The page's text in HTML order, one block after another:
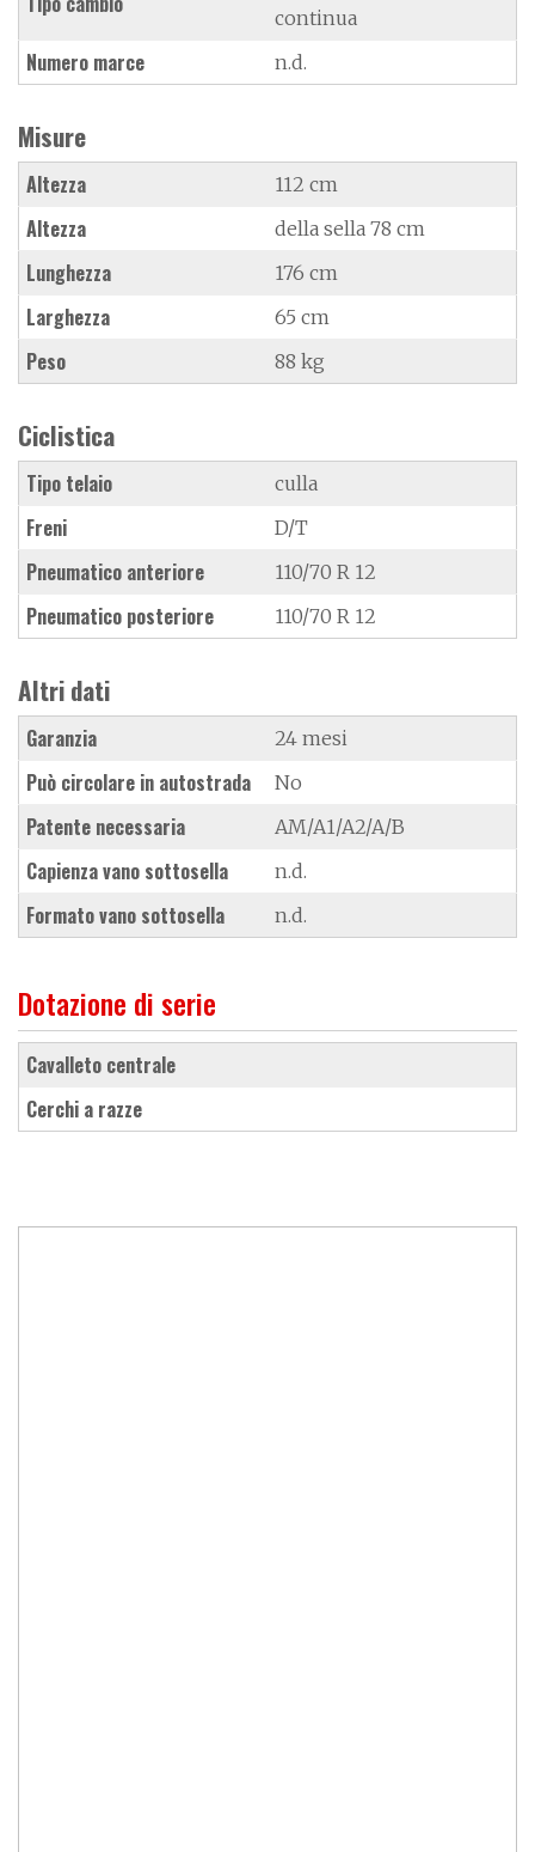
continua
Numero marce n.d.
Misure
Altezza 112 cm
Altezza della sella 78 cm
Lunghezza 176 cm
Larghezza 65 cm
Peso 88 kg
Ciclistica
Tipo telaio culla
Freni D/T
Pneumatico anteriore 110/70 R 12
Pneumatico posteriore 110/70 R 12
Altri dati
Garanzia 24 mesi
Può circolare in autostrada No
Patente necessaria AM/A1/A2/A/B
Capienza vano sottosella n.d.
Formato vano sottosella n.d.
Dotazione di serie
cavalleto centrale
cerchi a razze